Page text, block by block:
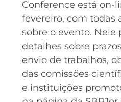
Conference está on-
fevereiro, com todas
sobre o evento. Nele
detalhes sobre
envio de trabalhos,
das comissões
e instituições